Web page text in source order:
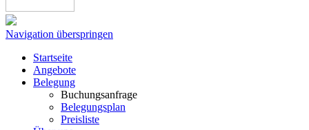
Navigation überspringen
Startseite
Angebote
Belegung
Buchungsanfrage
Belegungsplan
Preisliste